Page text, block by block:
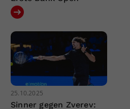
25.10.2025
Sinner gegen Zverev: